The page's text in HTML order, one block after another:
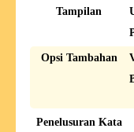
Tampilan
Opsi Tambahan
Penelusuran Kata